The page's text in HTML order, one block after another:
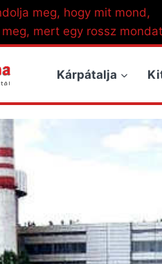
meg, hogy mit mond,
mert egy rossz
Kárpátalja